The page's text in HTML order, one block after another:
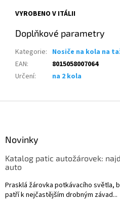
VYROBENO V ITÁLII
Doplňkové parametry
Kategorie: Nosiče na kola na
EAN:
8015058007064
Určení: na 2 kola
Novinky
Katalog patic autožárovek:
auto
Prasklá žárovka potkávacího světla,
patří k nejčastějším drobným závad...